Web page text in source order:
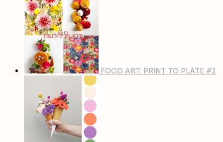
FOOD ART: PRINT TO PLATE #2